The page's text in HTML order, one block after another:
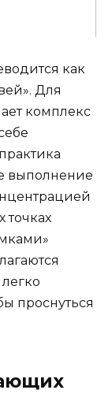
как
Для
комплекс
выполнение
точках
проснуться